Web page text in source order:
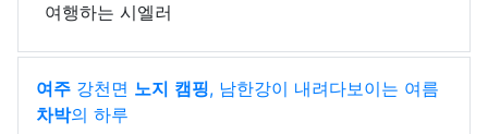
여행하는 시엘러
여주 강천면 노지 캠핑, 남한강이 내려다보이는 여름
차박의 하루